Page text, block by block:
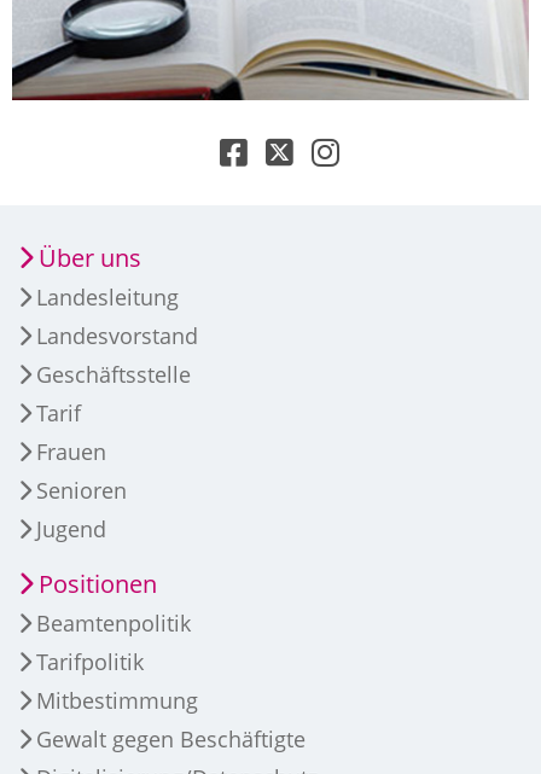
Über uns
Landesleitung
Landesvorstand
Geschäftsstelle
Tarif
Frauen
Senioren
Jugend
Positionen
Beamtenpolitik
Tarifpolitik
Mitbestimmung
Gewalt gegen Beschäftigte